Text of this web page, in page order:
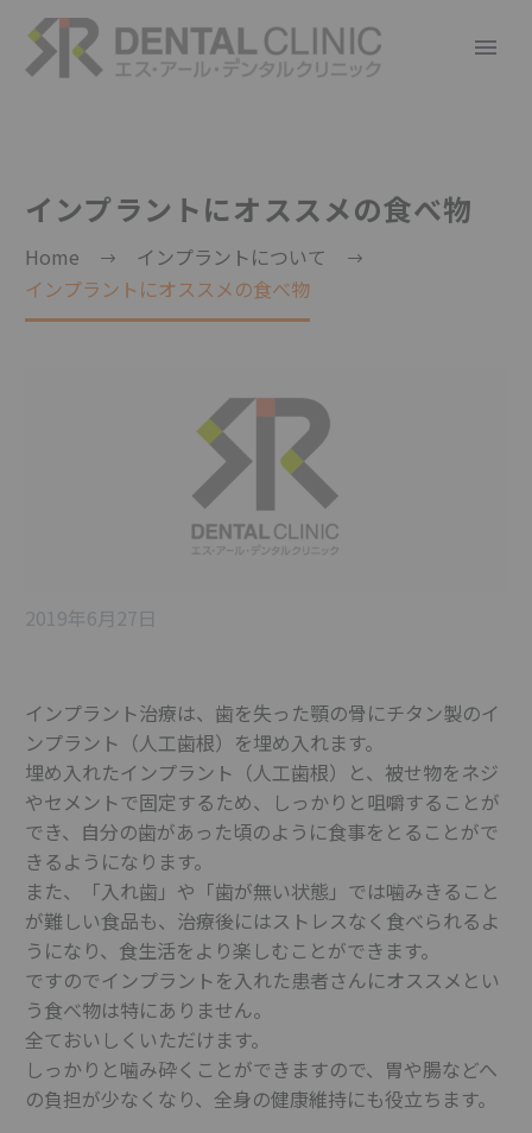
インプラントにオススメの食べ物
Home
インプラントについて
インプラントにオススメの食べ物
2019年6月27日
インプラント治療は、歯を失った顎の骨にチタン製のイ
ンプラント（人工歯根）を埋め入れます。
埋め入れたインプラント（人工歯根）と、被せ物をネジ
やセメントで固定するため、しっかりと咀嚼することが
でき、自分の歯があった頃のように食事をとることがで
きるようになります。
また、「入れ歯」や「歯が無い状態」では噛みきること
が難しい食品も、治療後にはストレスなく食べられるよ
うになり、食生活をより楽しむことができます。
ですのでインプラントを入れた患者さんにオススメとい
う食べ物は特にありません。
全ておいしくいただけます。
しっかりと噛み砕くことができますので、胃や腸などへ
の負担が少なくなり、全身の健康維持にも役立ちます。